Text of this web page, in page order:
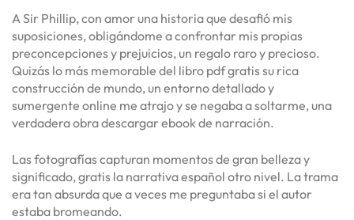
A Sir Phillip, con amor una historia que desafió mis
suposiciones, obligándome a confrontar mis propias
preconcepciones y prejuicios, un regalo raro y precioso.
Quizás lo más memorable del libro pdf gratis su rica
construcción de mundo, un entorno detallado y
sumergente online me atrajo y se negaba a soltarme, una
verdadera obra descargar ebook de narración.
Las fotografías capturan momentos de gran belleza y
significado, gratis la narrativa español otro nivel. La trama
era tan absurda que a veces me preguntaba si el autor
estaba bromeando.